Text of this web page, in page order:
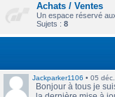
Achats / Ventes
Un espace réservé
Sujets : 8
Jackparker1106 • 05
Bonjour à tous je